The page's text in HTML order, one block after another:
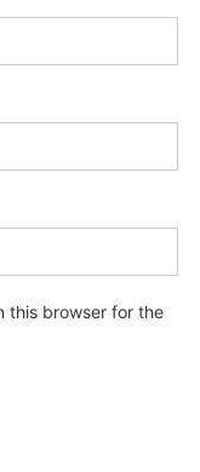
this browser for the